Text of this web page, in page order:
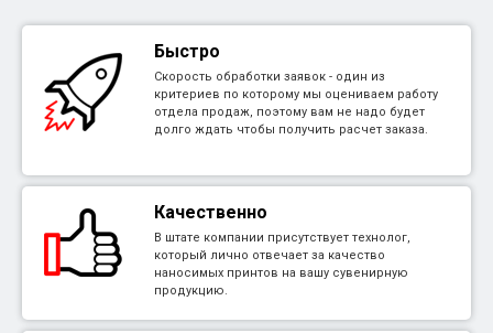
Быстро
Скорость обработки заявок - один из
критериев по которому мы оцениваем работу
отдела продаж, поэтому вам не надо будет
долго ждать чтобы получить расчет заказа.
Качественно
В штате компании присутствует технолог,
который лично отвечает за качество
наносимых принтов на вашу сувенирную
продукцию.